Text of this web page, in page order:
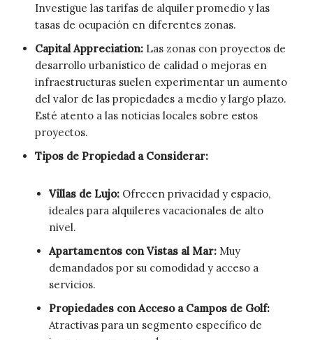
Investigue las tarifas de alquiler promedio y las
tasas de ocupación en diferentes zonas.
Capital Appreciation: Las zonas con proyectos de
desarrollo urbanístico de calidad o mejoras en
infraestructuras suelen experimentar un aumento
del valor de las propiedades a medio y largo plazo.
Esté atento a las noticias locales sobre estos
proyectos.
Tipos de Propiedad a Considerar:
Villas de Lujo: Ofrecen privacidad y espacio,
ideales para alquileres vacacionales de alto
nivel.
Apartamentos con Vistas al Mar: Muy
demandados por su comodidad y acceso a
servicios.
Propiedades con Acceso a Campos de Golf:
Atractivas para un segmento específico de